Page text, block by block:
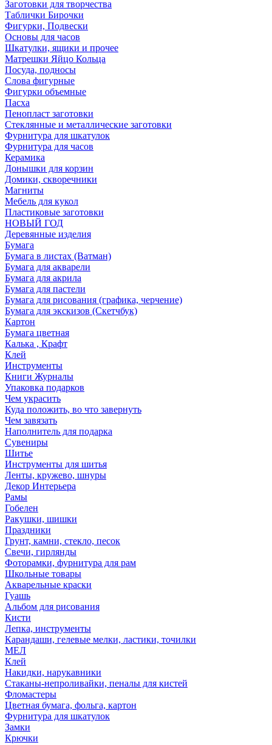
Заготовки для творчества
Таблички Бирочки
Фигурки, Подвески
Основы для часов
Шкатулки, ящики и прочее
Матрешки Яйцо Кольца
Посуда, подносы
Слова фигурные
Фигурки объемные
Пасха
Пенопласт заготовки
Стеклянные и металлические заготовки
Фурнитура для шкатулок
Фурнитура для часов
Керамика
Донышки для корзин
Домики, скворечники
Магниты
Мебель для кукол
Пластиковые заготовки
НОВЫЙ ГОД
Деревянные изделия
Бумага
Бумага в листах (Ватман)
Бумага для акварели
Бумага для акрила
Бумага для пастели
Бумага для рисования (графика, черчение)
Бумага для экскизов (Скетчбук)
Картон
Бумага цветная
Калька , Крафт
Клей
Инструменты
Книги Журналы
Упаковка подарков
Чем украсить
Куда положить, во что завернуть
Чем завязать
Наполнитель для подарка
Сувениры
Шитье
Инструменты для шитья
Ленты, кружево, шнуры
Декор Интерьера
Рамы
Гобелен
Ракушки, шишки
Праздники
Грунт, камни, стекло, песок
Свечи, гирлянды
Фоторамки, фурнитура для рам
Школьные товары
Акварельные краски
Гуашь
Альбом для рисования
Кисти
Лепка, инструменты
Карандаши, гелевые мелки, ластики, точилки
МЕЛ
Клей
Накидки, нарукавники
Стаканы-непроливайки, пеналы для кистей
Фломастеры
Цветная бумага, фольга, картон
Фурнитура для шкатулок
Замки
Крючки